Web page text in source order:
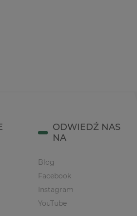
ODWIEDŹ NAS
NA
Blog
Facebook
Instagram
YouTube